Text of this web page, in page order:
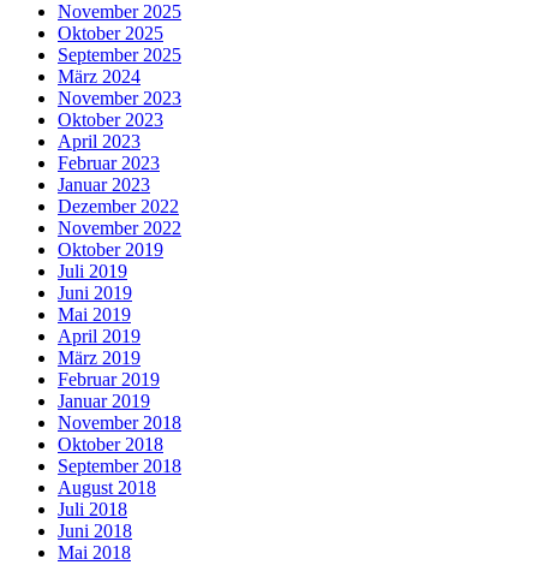
November 2025
Oktober 2025
September 2025
März 2024
November 2023
Oktober 2023
April 2023
Februar 2023
Januar 2023
Dezember 2022
November 2022
Oktober 2019
Juli 2019
Juni 2019
Mai 2019
April 2019
März 2019
Februar 2019
Januar 2019
November 2018
Oktober 2018
September 2018
August 2018
Juli 2018
Juni 2018
Mai 2018